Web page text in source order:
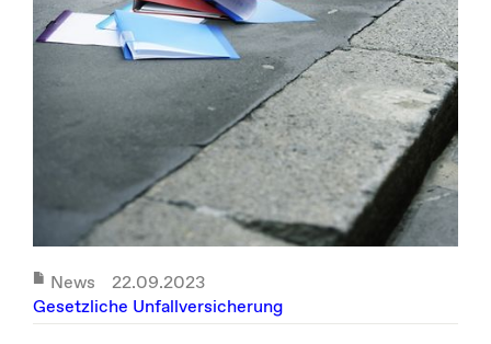
News
22.09.2023
Gesetzliche Unfallversicherung